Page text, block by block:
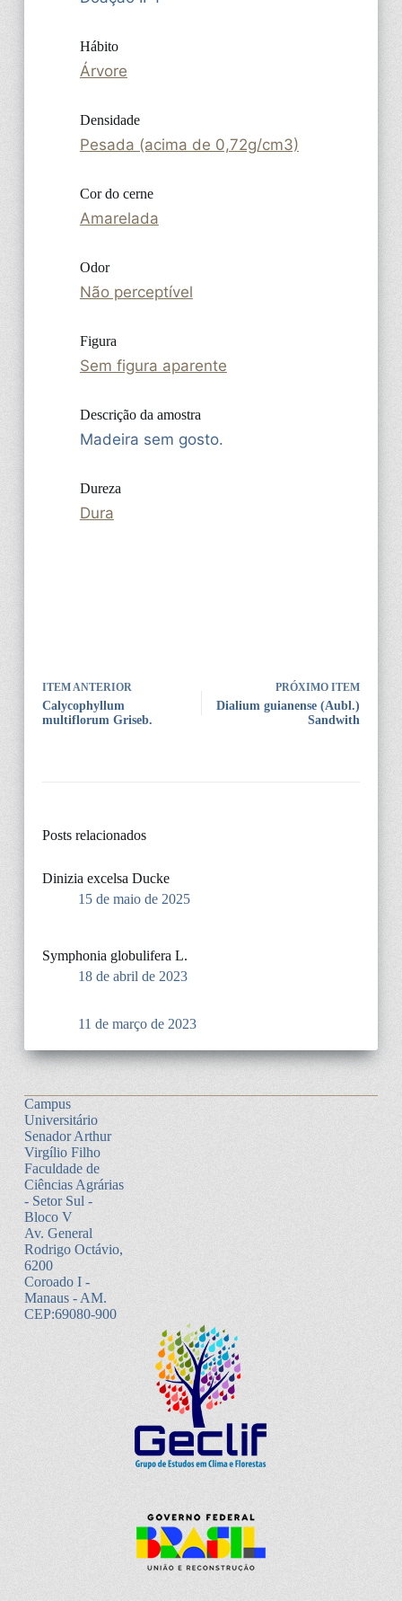
Hábito
Árvore
Densidade
Pesada (acima de 0,72g/cm3)
Cor do cerne
Amarelada
Odor
Não perceptível
Figura
Sem figura aparente
Descrição da amostra
Madeira sem gosto.
Dureza
Dura
ITEM ANTERIOR
Calycophyllum
multiflorum Griseb.
PRÓXIMO ITEM
Dialium guianense (Aubl.)
Sandwith
Posts relacionados
Dinizia excelsa Ducke
15 de maio de 2025
Symphonia globulifera L.
18 de abril de 2023
11 de março de 2023
Campus
Universitário
Senador Arthur
Virgílio Filho
Faculdade de
Ciências Agrárias
- Setor Sul -
Bloco V
Av. General
Rodrigo Octávio,
6200
Coroado I -
Manaus - AM.
CEP:69080-900